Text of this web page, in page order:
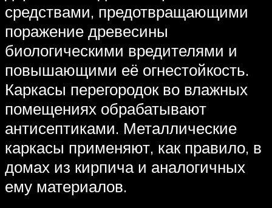
средствами, предотвращающими
поражение древесины
биологическими вредителями и
повышающими её огнестойкость.
Каркасы перегородок во влажных
помещениях обрабатывают
антисептиками. Металлические
каркасы применяют, как правило, в
домах из кирпича и аналогичных
ему материалов.